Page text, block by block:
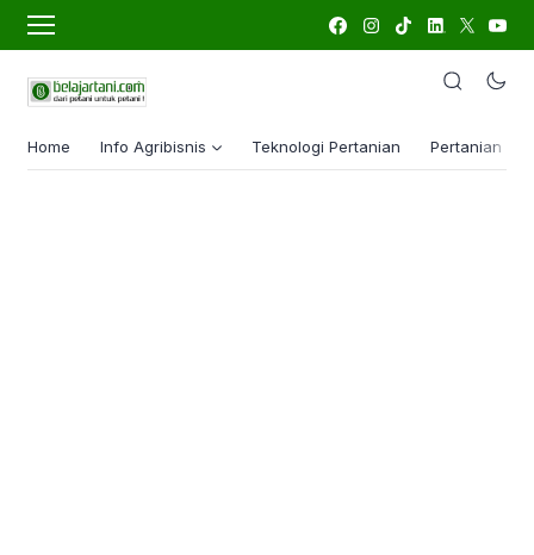
Home Info Agribisnis Teknologi Pertanian Pertanian